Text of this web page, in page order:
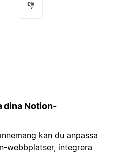
👎
dina Notion-
kan du anpassa
webbplatser, integrera